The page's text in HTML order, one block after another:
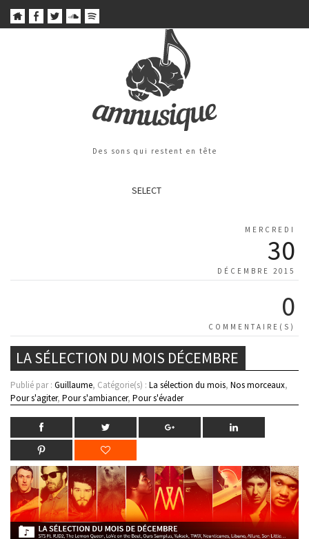
Des sons qui restent en tête
SELECT
MERCREDI
30
DÉCEMBRE 2015
0
COMMENTAIRE(S)
LA SÉLECTION DU MOIS DÉCEMBRE
Publié par : Guillaume, Catégorie(s) : La sélection du mois, Nos morceaux,
Pour s'agiter, Pour s'ambiancer, Pour s'évader